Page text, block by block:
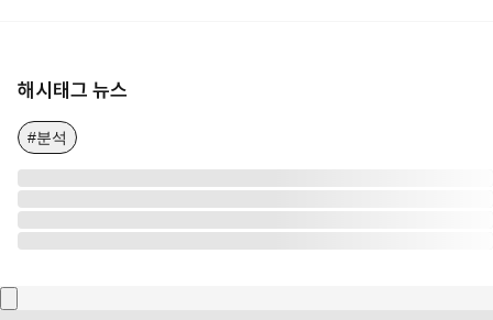
해시태그 뉴스
#분석